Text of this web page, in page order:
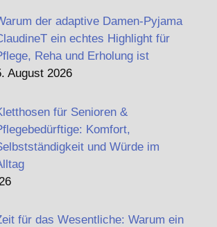
der adaptive Damen-Pyjama
ein echtes Highlight für
Reha und Erholung ist
August 2026
für Senioren &
Komfort,
und Würde im
für das Wesentliche: Warum ein